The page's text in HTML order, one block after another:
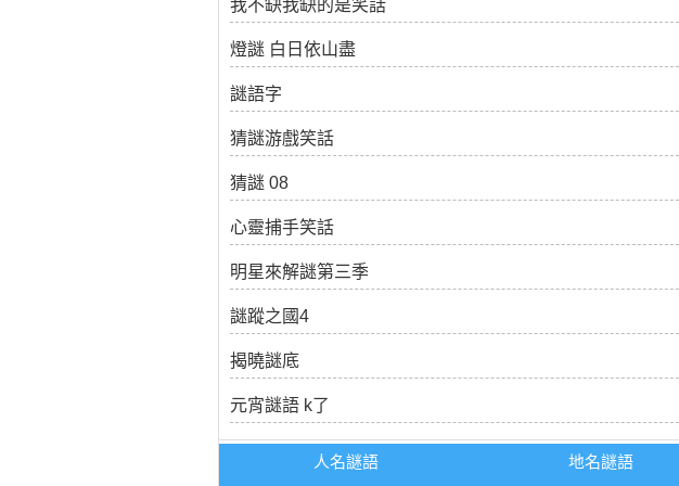
我不缺我缺的是笑話
燈謎 白日依山盡
謎語字
猜謎游戲笑話
猜謎 08
心靈捕手笑話
明星來解謎第三季
謎蹤之國4
揭曉謎底
元宵謎語 k了
人名謎語 地名謎語